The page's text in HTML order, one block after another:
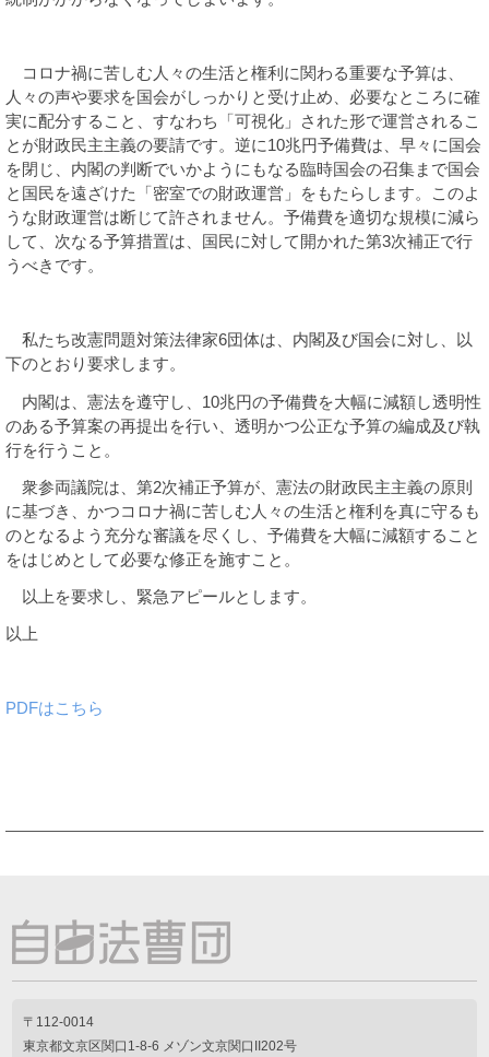
コロナ禍に苦しむ人々の生活と権利に関わる重要な予算は、
人々の声や要求を国会がしっかりと受け止め、必要なところに確
実に配分すること、すなわち「可視化」された形で運営されるこ
とが財政民主主義の要請です。逆に10兆円予備費は、早々に国会
を閉じ、内閣の判断でいかようにもなる臨時国会の召集まで国会
と国民を遠ざけた「密室での財政運営」をもたらします。このよ
うな財政運営は断じて許されません。予備費を適切な規模に減ら
して、次なる予算措置は、国民に対して開かれた第3次補正で行
うべきです。
私たち改憲問題対策法律家6団体は、内閣及び国会に対し、以
下のとおり要求します。
内閣は、憲法を遵守し、 10兆円の予備費を大幅に減額し透明性
のある予算案の再提出を行い、透明かつ公正な予算の編成及び執
行を行うこと。
衆参両議院は、第2次補正予算が、憲法の財政民主主義の原則
に基づき、かつコロナ禍に苦しむ人々の生活と権利を真に守るも
のとなるよう充分な審議を尽くし、予備費を大幅に減額すること
をはじめとして必要な修正を施すこと。
以上を要求し、緊急アピールとします。
以上
PDFはこちら
〒112-0014
東京都文京区関口1-8-6 メゾン文京関口II202号